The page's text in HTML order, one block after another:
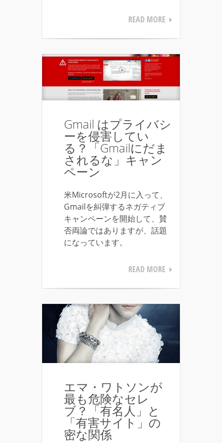
READ MORE
Gmail はプライバシ
ーを侵害してい
る？「Gmailにだま
されるな」キャン
ペーン
米Microsoftが2月に入って、
Gmailを糾弾するネガティブ
キャンペーンを開始して、賛
否両論ではありますが、話題
になっています。
READ MORE
エマ・ワトソンが
最も危険なセレ
ブ？「有名人」と
「有害サイト」の
密な関係